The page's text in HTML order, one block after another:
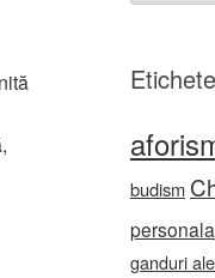
Etichete
budism
personala
ganduri